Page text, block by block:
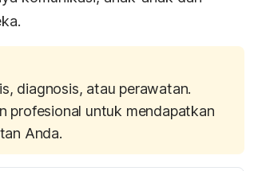
diagnosis, atau perawatan.
profesional untuk mendapatkan
Anda.